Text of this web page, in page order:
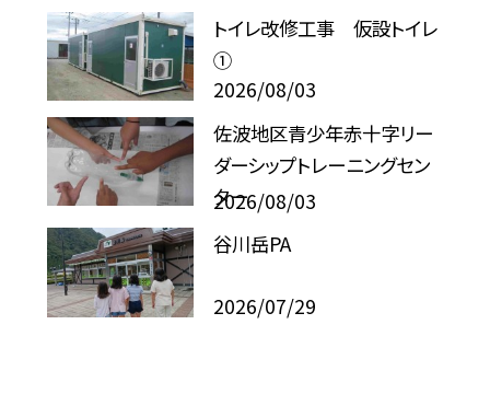
トイレ改修工事 仮設トイレ
①
2026/08/03
佐波地区青少年赤十字リー
ダーシップトレーニングセン
ター
2026/08/03
谷川岳PA
2026/07/29